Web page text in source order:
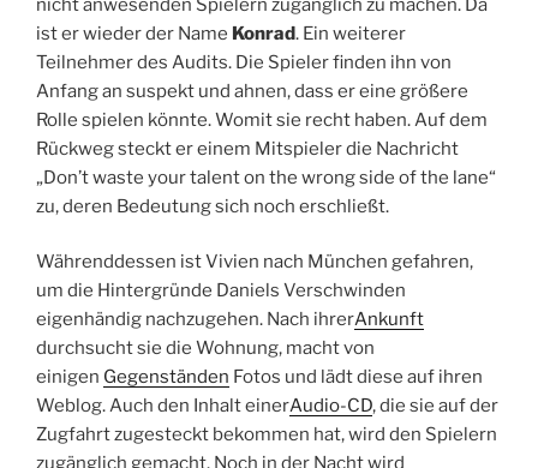
nicht anwesenden Spielern zugänglich zu machen. Da
ist er wieder der Name Konrad. Ein weiterer
Teilnehmer des Audits. Die Spieler finden ihn von
Anfang an suspekt und ahnen, dass er eine größere
Rolle spielen könnte. Womit sie recht haben. Auf dem
Rückweg steckt er einem Mitspieler die Nachricht
„Don’t waste your talent on the wrong side of the lane“
zu, deren Bedeutung sich noch erschließt.
Währenddessen ist Vivien nach München gefahren,
um die Hintergründe Daniels Verschwinden
eigenhändig nachzugehen. Nach ihrerAnkunft
durchsucht sie die Wohnung, macht von
einigen Gegenständen Fotos und lädt diese auf ihren
Weblog. Auch den Inhalt einerAudio-CD, die sie auf der
Zugfahrt zugesteckt bekommen hat, wird den Spielern
zugänglich gemacht. Noch in der Nacht wird